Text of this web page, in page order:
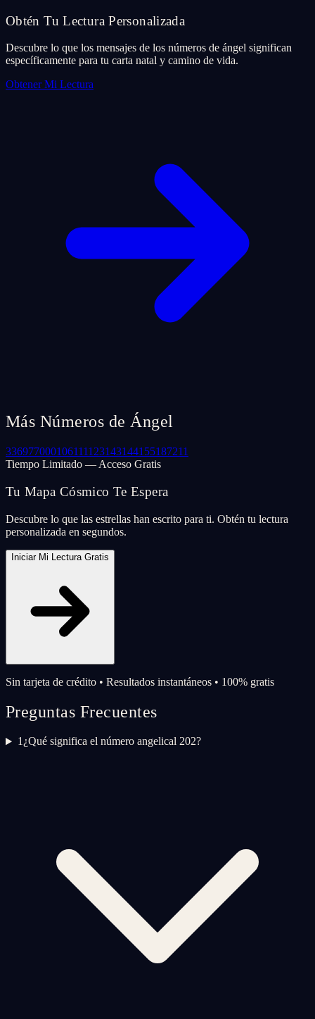
Obtén Tu Lectura Personalizada
Descubre lo que los mensajes de los números de ángel significan
específicamente para tu carta natal y camino de vida.
Obtener Mi Lectura
Más Números de Ángel
336977000106111123143144155187211
Tiempo Limitado — Acceso Gratis
Tu Mapa Cósmico Te Espera
Descubre lo que las estrellas han escrito para ti. Obtén tu lectura
personalizada en segundos.
Iniciar Mi Lectura Gratis
Sin tarjeta de crédito • Resultados instantáneos • 100% gratis
Preguntas Frecuentes
1¿Qué significa el número angelical 202?